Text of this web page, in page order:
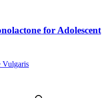
for Adolescent
Vulgaris